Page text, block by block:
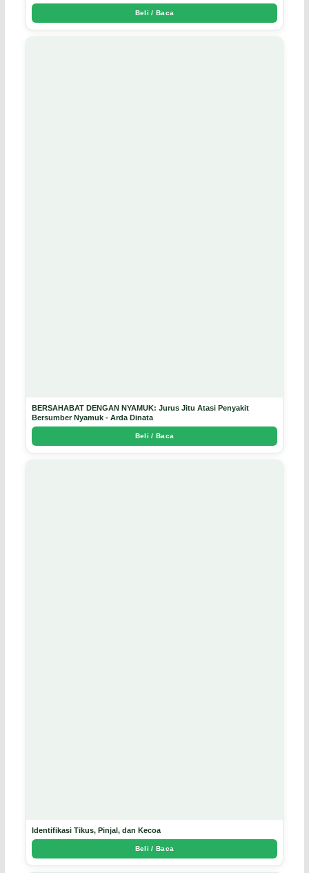
Beli / Baca
BERSAHABAT DENGAN NYAMUK: Jurus Jitu Atasi Penyakit
Bersumber Nyamuk - Arda Dinata
Beli / Baca
Identifikasi Tikus, Pinjal, dan Kecoa
Beli / Baca